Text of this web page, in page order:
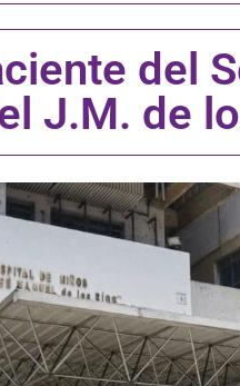
del
J.M. de